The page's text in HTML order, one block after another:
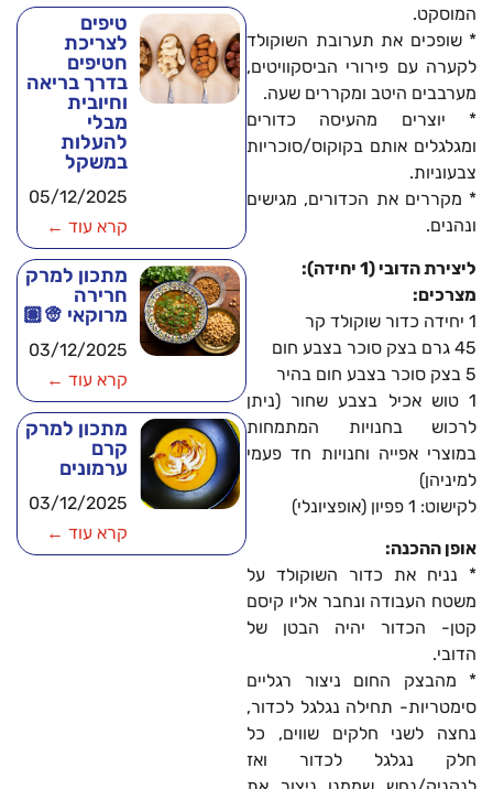
המוסקט.
* שופכים את תערובת השוקולד
לקערה עם פירורי הביסקוויטים,
מערבבים היטב ומקררים שעה.
* יוצרים מהעיסה כדורים
ומגלגלים אותם בקוקוס/סוכריות
צבעוניות.
* מקררים את הכדורים, מגישים
ונהנים.
ליצירת הדובי (1 יחידה):
מצרכים:
1 יחידה כדור שוקולד קר
45 גרם בצק סוכר בצבע חום
5 בצק סוכר בצבע חום בהיר
1 טוש אכיל בצבע שחור (ניתן
לרכוש בחנויות המתמחות
במוצרי אפייה וחנויות חד פעמי
למיניהן)
לקישוט: 1 פפיון (אופציונלי)
אופן ההכנה:
* נניח את כדור השוקולד על
משטח העבודה ונחבר אליו קיסם
קטן- הכדור יהיה הבטן של
הדובי.
* מהבצק החום ניצור רגליים
סימטריות- תחילה נגלגל לכדור,
נחצה לשני חלקים שווים, כל
חלק נגלגל לכדור ואז
טיפים
לצריכת
חטיפים
בדרך בריאה
וחיובית
מבלי
להעלות
במשקל
05/12/2025
קרא עוד ←
מתכון למרק
חרירה
מרוקאי 👳🏽
03/12/2025
קרא עוד ←
מתכון למרק
קרם
ערמונים
03/12/2025
קרא עוד ←